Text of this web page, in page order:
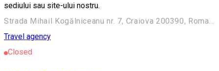
sediului sau site-ului nostru.
Travel agency
Closed